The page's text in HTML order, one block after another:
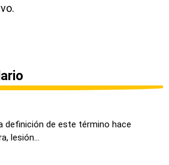
definición de este término hace
lesión...